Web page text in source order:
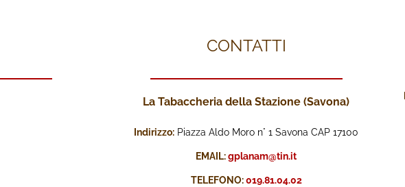
CONTATTI
La Tabaccheria della Stazione (Savona)
Indirizzo: Piazza Aldo Moro n° 1 Savona CAP 17100
EMAIL: gplanam@tin.it
TELEFONO:019.81.04.02